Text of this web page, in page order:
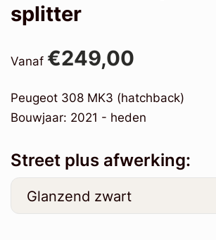
splitter
Vanaf €249,00
Peugeot 308 MK3 (hatchback)
Bouwjaar: 2021 - heden
Street plus afwerking: